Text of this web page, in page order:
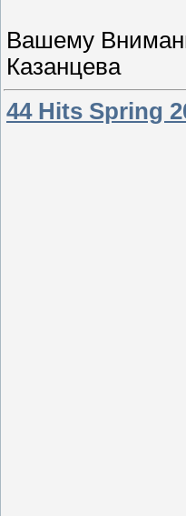
Вашему
Казанцева
44 Hits Spring